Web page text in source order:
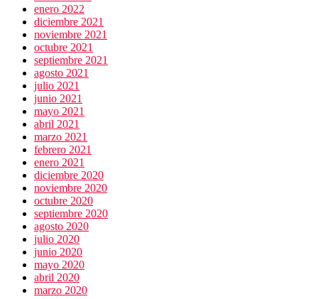
enero 2022
diciembre 2021
noviembre 2021
octubre 2021
septiembre 2021
agosto 2021
julio 2021
junio 2021
mayo 2021
abril 2021
marzo 2021
febrero 2021
enero 2021
diciembre 2020
noviembre 2020
octubre 2020
septiembre 2020
agosto 2020
julio 2020
junio 2020
mayo 2020
abril 2020
marzo 2020